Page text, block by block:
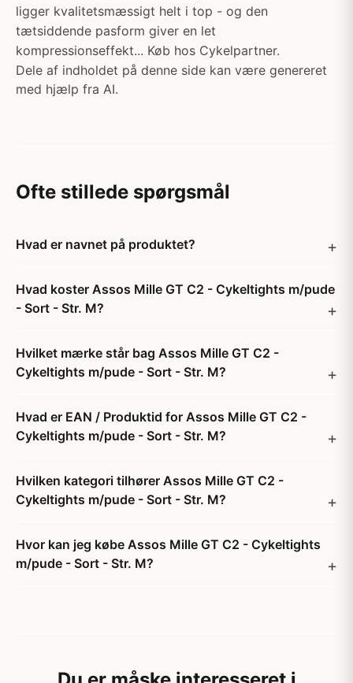
ligger kvalitetsmæssigt helt i top - og den
tætsiddende pasform giver en let
kompressionseffekt... Køb hos Cykelpartner.
Dele af indholdet på denne side kan være genereret
med hjælp fra AI.
Ofte stillede spørgsmål
Hvad er navnet på produktet?
Hvad koster Assos Mille GT C2 - Cykeltights m/pude
- Sort - Str. M?
Hvilket mærke står bag Assos Mille GT C2 -
Cykeltights m/pude - Sort - Str. M?
Hvad er EAN / Produktid for Assos Mille GT C2 -
Cykeltights m/pude - Sort - Str. M?
Hvilken kategori tilhører Assos Mille GT C2 -
Cykeltights m/pude - Sort - Str. M?
Hvor kan jeg købe Assos Mille GT C2 - Cykeltights
m/pude - Sort - Str. M?